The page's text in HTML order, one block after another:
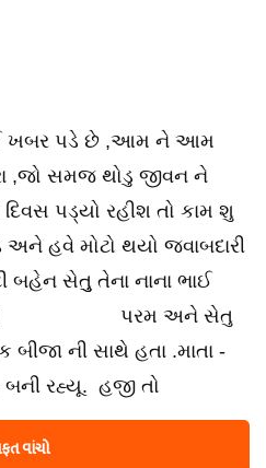
છે ,આમ ને આમ
,જો સમજ થોડુ જીવન ને
પડ્યો રહીશ તો કામ શુ
હવે મોટો થયો જવાબદારી
બહેન સેતુુ તેના નાના ભાઈ
હતી પરમ અને સેતુ
ની સાથે હતા .માતા -
રહ્યૂ. હજી તો
વાંચો